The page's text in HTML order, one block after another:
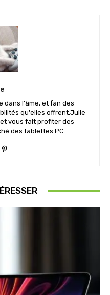
dans l'âme, et fan des
qu'elles offrent.Julie
vous fait profiter des
des tablettes PC.